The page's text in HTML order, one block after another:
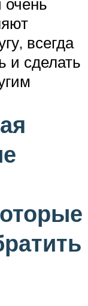
всегда
и сделать